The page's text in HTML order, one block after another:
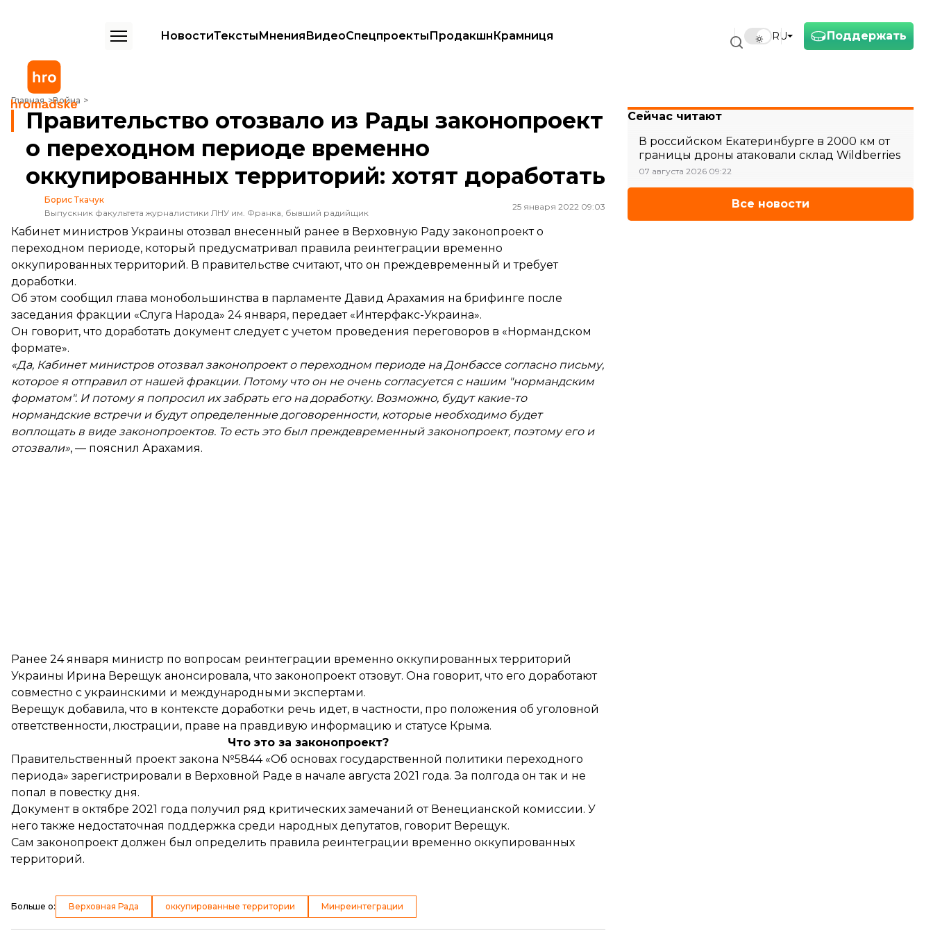
Поддержать
RU
НовостиТекстыМненияВидеоСпецпроектыПродакшнКрамниця
Главная Война
Правительство отозвало из Рады законопроект о переходном периоде временно оккупированных территорий: хотят доработать
Правительство отозвало из Рады законопроект
о переходном периоде временно
оккупированных территорий: хотят доработать
Борис Ткачук
Выпускник факультета журналистики ЛНУ им. Франка, бывший радийщик
25 января 2022 09:03
Кабинет министров Украины отозвал внесенный ранее в Верховную Раду законопроект о
переходном периоде, который предусматривал правила реинтеграции временно
оккупированных территорий. В правительстве считают, что он преждевременный и требует
доработки.
Об этом сообщил глава монобольшинства в парламенте Давид Арахамия на брифинге после
заседания фракции «Слуга Народа» 24 января, передает «Интерфакс-Украина».
Он говорит, что доработать документ следует с учетом проведения переговоров в «Нормандском
формате».
«Да, Кабинет министров отозвал законопроект о переходном периоде на Донбассе согласно письму,
которое я отправил от нашей фракции. Потому что он не очень согласуется с нашим "нормандским
форматом". И потому я попросил их забрать его на доработку. Возможно, будут какие-то
нормандские встречи и будут определенные договоренности, которые необходимо будет
воплощать в виде законопроектов. То есть это был преждевременный законопроект, поэтому его и
отозвали», — пояснил Арахамия.
Ранее 24 января министр по вопросам реинтеграции временно оккупированных территорий
Украины Ирина Верещук анонсировала, что законопроект отзовут. Она говорит, что его доработают
совместно с украинскими и международными экспертами.
Верещук добавила, что в контексте доработки речь идет, в частности, про положения об уголовной
ответственности, люстрации, праве на правдивую информацию и статусе Крыма.
Что это за законопроект?
Правительственный проект закона №5844 «Об основах государственной политики переходного
периода» зарегистрировали в Верховной Раде в начале августа 2021 года. За полгода он так и не
попал в повестку дня.
Документ в октябре 2021 года получил ряд критических замечаний от Венецианской комиссии. У
него также недостаточная поддержка среди народных депутатов, говорит Верещук.
Сам законопроект должен был определить правила реинтеграции временно оккупированных
территорий.
Больше о: Верховная Рада оккупированные территории Минреинтеграции
Сейчас читают
В российском Екатеринбурге в 2000 км от
границы дроны атаковали склад Wildberries
07 августа 2026 09:22
Все новости